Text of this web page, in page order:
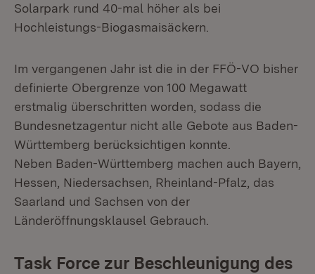
Solarpark rund 40-mal höher als bei
Hochleistungs-Biogasmaisäckern.
Im vergangenen Jahr ist die in der FFÖ-VO bisher
definierte Obergrenze von 100 Megawatt
erstmalig überschritten worden, sodass die
Bundesnetzagentur nicht alle Gebote aus Baden-
Württemberg berücksichtigen konnte.
Neben Baden-Württemberg machen auch Bayern,
Hessen, Niedersachsen, Rheinland-Pfalz, das
Saarland und Sachsen von der
Länderöffnungsklausel Gebrauch.
Task Force zur Beschleunigung des